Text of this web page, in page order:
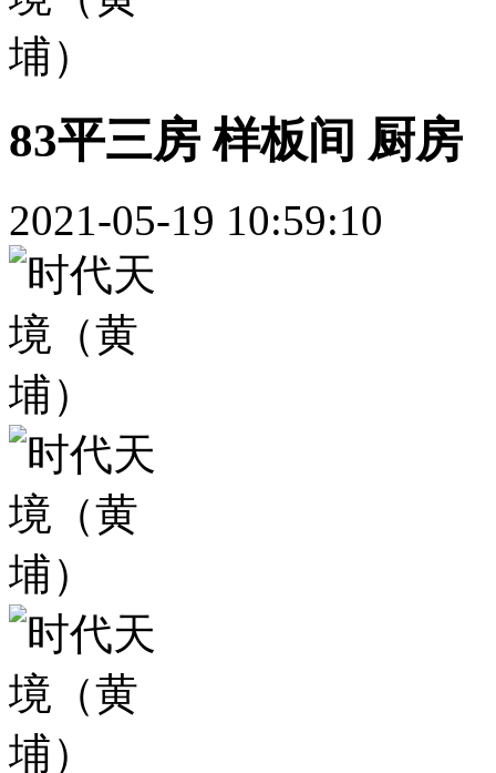
83平三房 样板间 厨房
2021-05-19 10:59:10